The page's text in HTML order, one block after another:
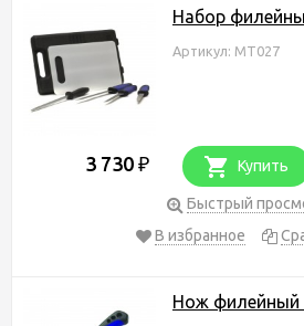
Набор
Артикул: MT027
3 730 ₽ Купить
Быстрый
В избранное
Нож филейный